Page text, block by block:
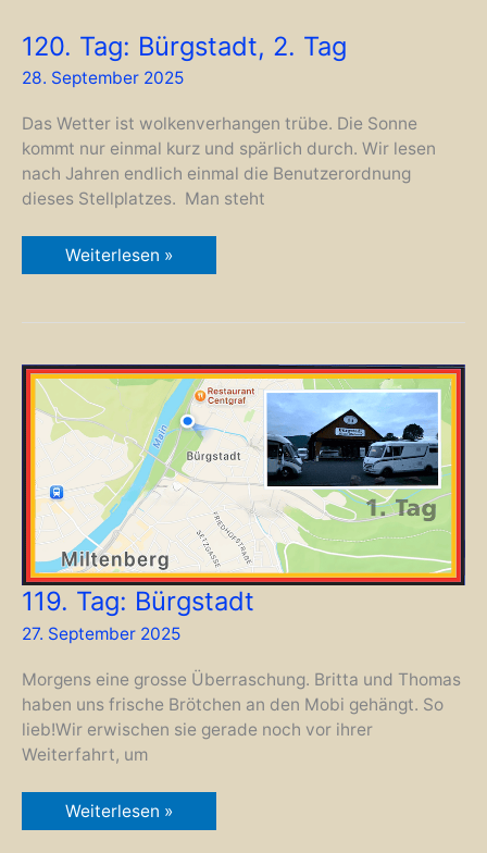
120. Tag: Bürgstadt, 2. Tag
28. September 2025
Das Wetter ist wolkenverhangen trübe. Die Sonne
kommt nur einmal kurz und spärlich durch. Wir lesen
nach Jahren endlich einmal die Benutzerordnung
dieses Stellplatzes. Man steht
120.
Tag:
Tag
Weiterlesen »
119. Tag: Bürgstadt
27. September 2025
Morgens eine grosse Überraschung. Britta und Thomas
haben uns frische Brötchen an den Mobi gehängt. So
lieb!Wir erwischen sie gerade noch vor ihrer
Weiterfahrt, um
119.
Tag:
Weiterlesen »